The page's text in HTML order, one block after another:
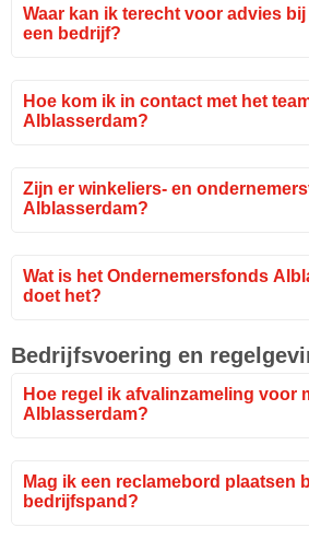
Waar kan ik terecht voor advies
een bedrijf?
Hoe kom ik in contact met het
Alblasserdam?
Zijn er winkeliers- en
Alblasserdam?
Wat is het Ondernemersfonds
doet het?
Bedrijfsvoering en
Hoe regel ik afvalinzameling voor
Alblasserdam?
Mag ik een reclamebord plaatsen
bedrijfspand?